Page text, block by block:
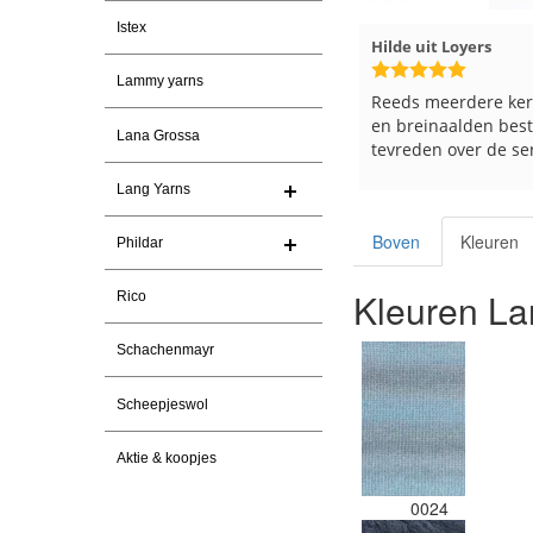
Istex
Lammy yarns
Lana Grossa
Lang Yarns
Phildar
Rico
Schachenmayr
Scheepjeswol
Aktie & koopjes
Reeds meerdere keren breigaren
en breinaalden besteld, altijd heel
Loes uit EMMELOORD
Snelle levering en
Top.
Boven Kleuren
Kleuren
0024